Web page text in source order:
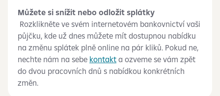
Můžete si snížit nebo odložit splátky
Rozklikněte ve svém internetovém bankovnictví vaši
půjčku, kde už dnes můžete mít dostupnou nabídku
na změnu splátek plně online na pár kliků. Pokud ne,
nechte nám na sebe kontakt a ozveme se vám zpět
do dvou pracovních dnů s nabídkou konkrétních
změn.